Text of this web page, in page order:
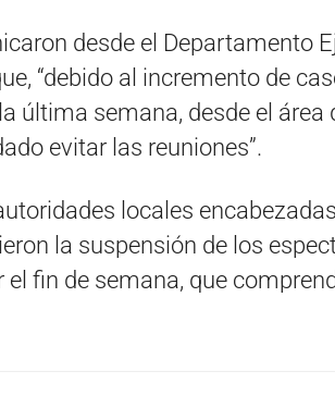
desde el Departamento
“debido al incremento de
última semana, desde el área
evitar las reuniones”.
locales
la suspensión de los
fin de semana, que